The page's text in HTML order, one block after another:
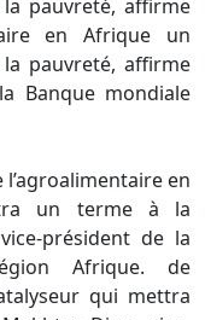
pauvreté, affirme
en Afrique un
pauvreté, affirme
Banque mondiale
en
un terme à la
président de la
Afrique. de
qui mettra